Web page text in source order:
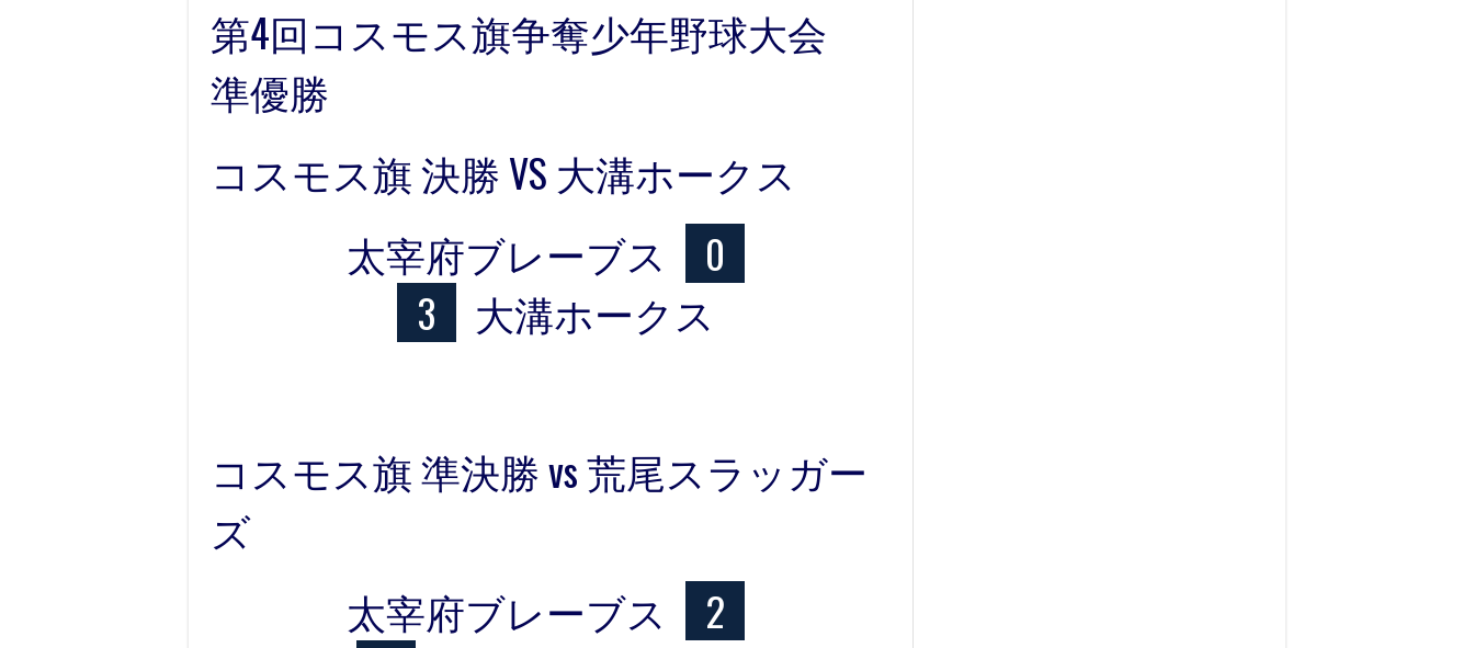
第4回コスモス旗争奪少年野球大会
準優勝
コスモス旗 決勝 VS 大溝ホークス
太宰府ブレーブス
0
3
大溝ホークス
コスモス旗 準決勝 vs 荒尾スラッガー
ズ
太宰府ブレーブス
2